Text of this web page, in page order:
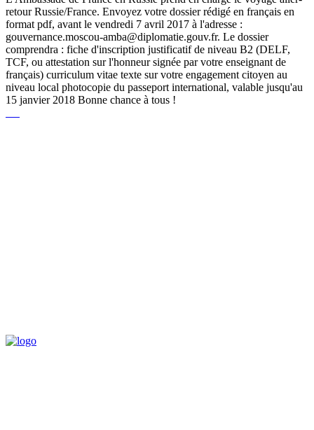
retour Russie/France. Envoyez votre dossier rédigé en français en
format pdf, avant le vendredi 7 avril 2017 à l'adresse :
gouvernance.moscou-amba@diplomatie.gouv.fr. Le dossier
comprendra : fiche d'inscription justificatif de niveau B2 (DELF,
TCF, ou attestation sur l'honneur signée par votre enseignant de
français) curriculum vitae texte sur votre engagement citoyen au
niveau local photocopie du passeport international, valable jusqu'au
15 janvier 2018 Bonne chance à tous !